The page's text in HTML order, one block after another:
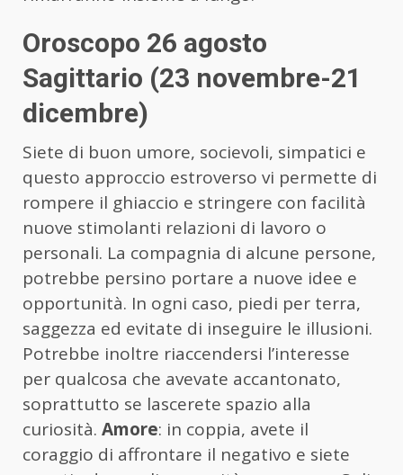
Oroscopo 26 agosto
Sagittario (23 novembre-21
dicembre)
Siete di buon umore, socievoli, simpatici e
questo approccio estroverso vi permette di
rompere il ghiaccio e stringere con facilità
nuove stimolanti relazioni di lavoro o
personali. La compagnia di alcune persone,
potrebbe persino portare a nuove idee e
opportunità. In ogni caso, piedi per terra,
saggezza ed evitate di inseguire le illusioni.
Potrebbe inoltre riaccendersi l’interesse
per qualcosa che avevate accantonato,
soprattutto se lascerete spazio alla
curiosità. Amore: in coppia, avete il
coraggio di affrontare il negativo e siete